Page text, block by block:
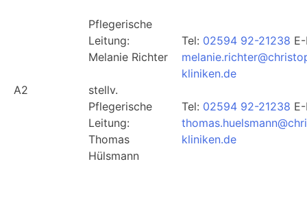
A2
Pflegerische
Leitung:
Melanie Richter
stellv.
Pflegerische
Leitung:
Thomas
Hülsmann
Tel: 02594 92-21238
kliniken.de
Tel: 02594 92-21238
kliniken.de